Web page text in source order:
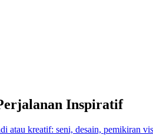
Inspiratif
atau kreatif: seni, desain, pemikiran